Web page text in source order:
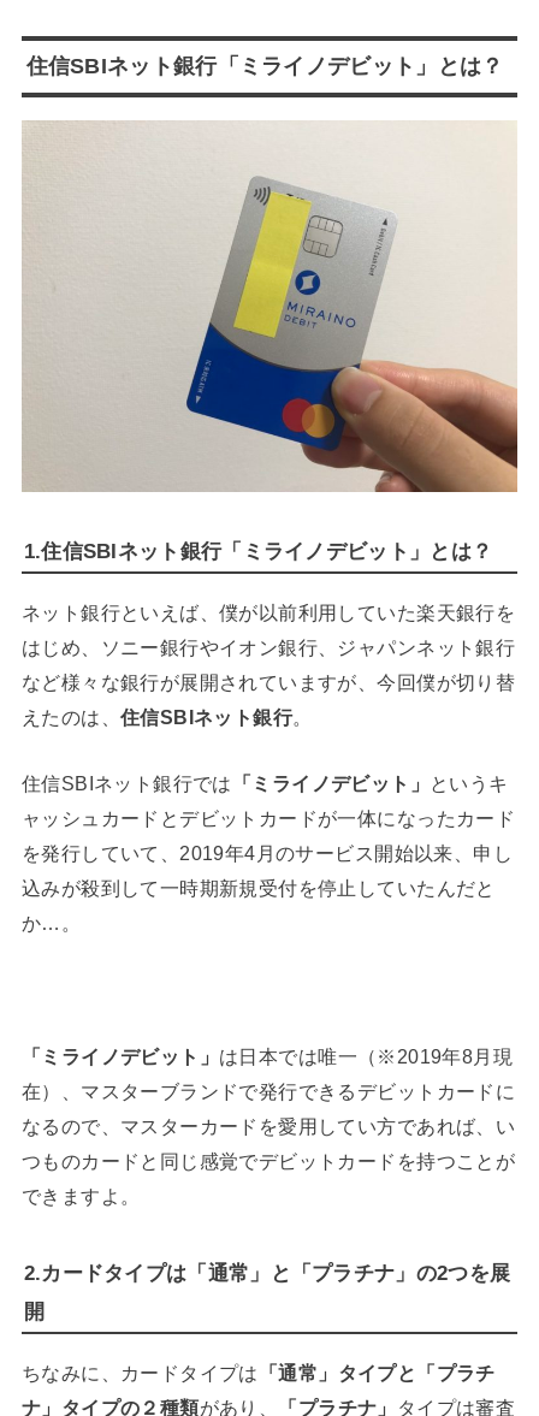
住信SBIネット銀行「ミライノデビット」とは？
1.住信SBIネット銀行「ミライノデビット」とは？
ネット銀行といえば、僕が以前利用していた楽天銀行を
はじめ、ソニー銀行やイオン銀行、ジャパンネット銀行
など様々な銀行が展開されていますが、今回僕が切り替
えたのは、 住信SBIネット銀行。
住信SBIネット銀行では 「ミライノデビット」
というキ
ャッシュカードとデビットカードが一体になったカード
を発行していて、2019年4月のサービス開始以来、申し
込みが殺到して一時期新規受付を停止していたんだと
か…。
「ミライノデビット」 は日本では唯一（※2019年8月現
在）、マスターブランドで発行できるデビットカードに
なるので、マスターカードを愛用してい方であれば、い
つものカードと同じ感覚でデビットカードを持つことが
できますよ。
2.カードタイプは「通常」と「プラチナ」の2つを展
開
ちなみに、カードタイプは
「通常」タイプと「プラチ
ナ」タイプの２種類があり、 「プラチナ」 タイプは審査